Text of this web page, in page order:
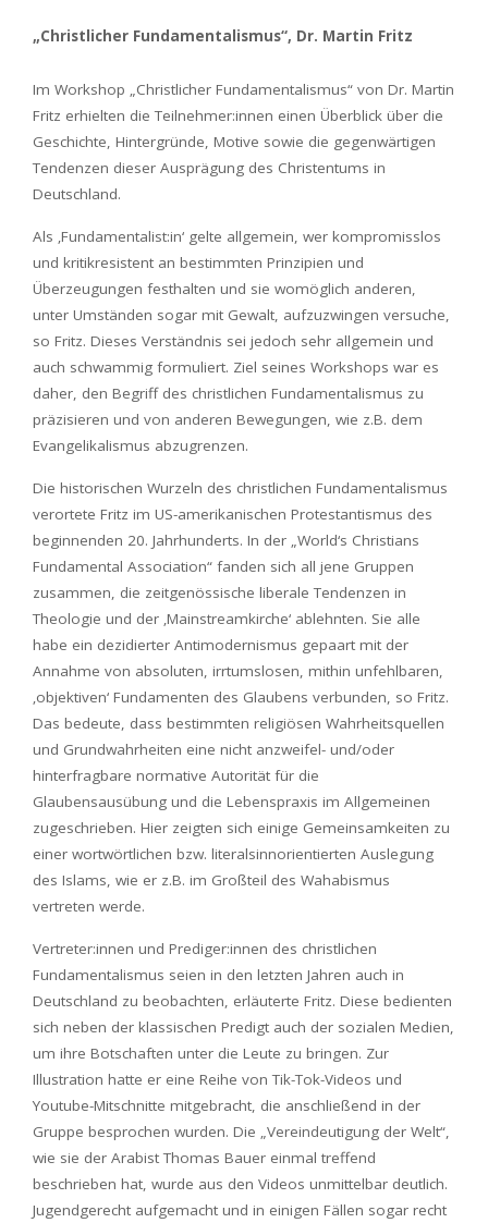
„Christlicher Fundamentalismus“, Dr. Martin Fritz
Im Workshop „Christlicher Fundamentalismus“ von Dr. Martin
Fritz erhielten die Teilnehmer:innen einen Überblick über die
Geschichte, Hintergründe, Motive sowie die gegenwärtigen
Tendenzen dieser Ausprägung des Christentums in
Deutschland.
Als ‚Fundamentalist:in‘ gelte allgemein, wer kompromisslos
und kritikresistent an bestimmten Prinzipien und
Überzeugungen festhalten und sie womöglich anderen,
unter Umständen sogar mit Gewalt, aufzuzwingen versuche,
so Fritz. Dieses Verständnis sei jedoch sehr allgemein und
auch schwammig formuliert. Ziel seines Workshops war es
daher, den Begriff des christlichen Fundamentalismus zu
präzisieren und von anderen Bewegungen, wie z.B. dem
Evangelikalismus abzugrenzen.
Die historischen Wurzeln des christlichen Fundamentalismus
verortete Fritz im US-amerikanischen Protestantismus des
beginnenden 20. Jahrhunderts. In der „World‘s Christians
Fundamental Association“ fanden sich all jene Gruppen
zusammen, die zeitgenössische liberale Tendenzen in
Theologie und der ‚Mainstreamkirche‘ ablehnten. Sie alle
habe ein dezidierter Antimodernismus gepaart mit der
Annahme von absoluten, irrtumslosen, mithin unfehlbaren,
‚objektiven‘ Fundamenten des Glaubens verbunden, so Fritz.
Das bedeute, dass bestimmten religiösen Wahrheitsquellen
und Grundwahrheiten eine nicht anzweifel- und/oder
hinterfragbare normative Autorität für die
Glaubensausübung und die Lebenspraxis im Allgemeinen
zugeschrieben. Hier zeigten sich einige Gemeinsamkeiten zu
einer wortwörtlichen bzw. literalsinnorientierten Auslegung
des Islams, wie er z.B. im Großteil des Wahabismus
vertreten werde.
Vertreter:innen und Prediger:innen des christlichen
Fundamentalismus seien in den letzten Jahren auch in
Deutschland zu beobachten, erläuterte Fritz. Diese bedienten
sich neben der klassischen Predigt auch der sozialen Medien,
um ihre Botschaften unter die Leute zu bringen. Zur
Illustration hatte er eine Reihe von Tik-Tok-Videos und
Youtube-Mitschnitte mitgebracht, die anschließend in der
Gruppe besprochen wurden. Die „Vereindeutigung der Welt“,
wie sie der Arabist Thomas Bauer einmal treffend
beschrieben hat, wurde aus den Videos unmittelbar deutlich.
Jugendgerecht aufgemacht und in einigen Fällen sogar recht